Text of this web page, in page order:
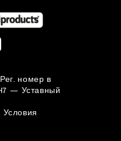
номер в
— Уставный
Условия